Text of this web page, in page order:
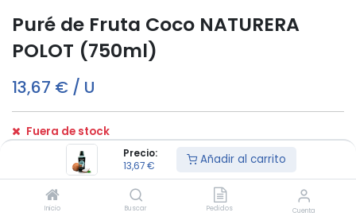
Precio:
13,67€ Añadir al carrito
Inicio Buscar Pedidos Cuenta
Puré de Fruta Coco NATURERA
POLOT (750ml)
13,67 € / U
Fuera de stock
Reciba una notificación cuando vuelva a estar disponible
Términos y condiciones: